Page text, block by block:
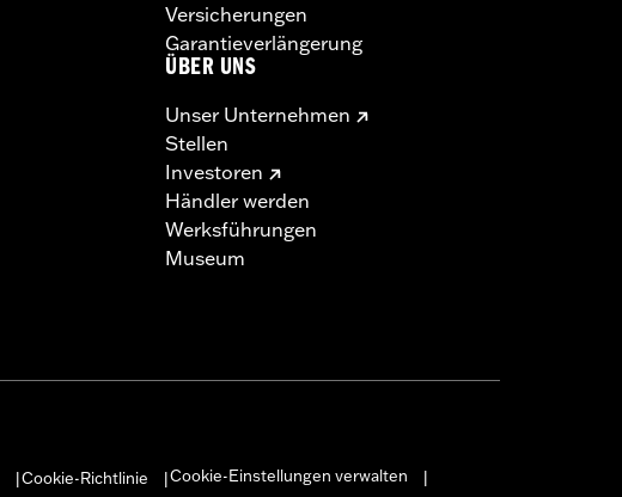
Versicherungen
Garantieverlängerung
ÜBER UNS
Unser Unternehmen
Stellen
Investoren
Händler werden
Werksführungen
Museum
Cookie-Richtlinie Cookie-Einstellungen verwalten